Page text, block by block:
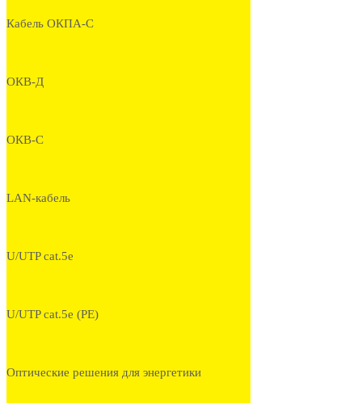
Кабель ОКПА-С
ОКВ-Д
ОКВ-С
LAN-кабель
U/UTP cat.5e
U/UTP cat.5e (PE)
Оптические решения для энергетики